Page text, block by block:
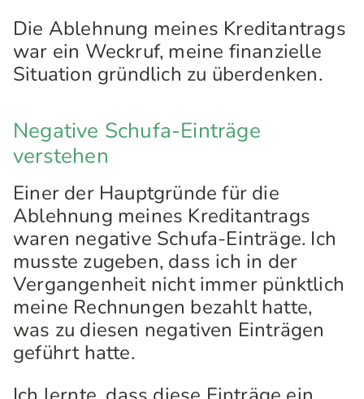
Die Ablehnung meines Kreditantrags
war ein Weckruf, meine finanzielle
Situation gründlich zu überdenken.
Negative Schufa-Einträge
verstehen
Einer der Hauptgründe für die
Ablehnung meines Kreditantrags
waren negative Schufa-Einträge. Ich
musste zugeben, dass ich in der
Vergangenheit nicht immer pünktlich
meine Rechnungen bezahlt hatte,
was zu diesen negativen Einträgen
geführt hatte.